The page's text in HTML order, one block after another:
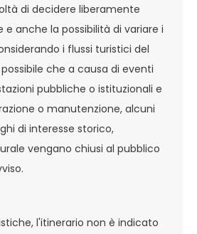
di decidere liberamente
e anche la possibilità di variare i
i flussi turistici del
che a causa di eventi
pubbliche o istituzionali e
o manutenzione, alcuni
di interesse storico,
vengano chiusi al pubblico
l'itinerario non è indicato